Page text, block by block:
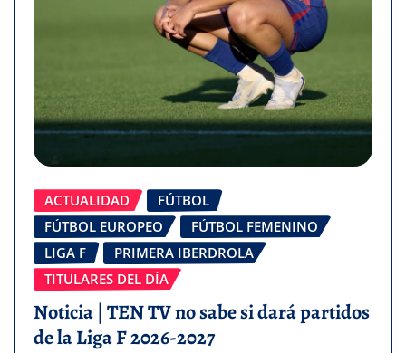
ACTUALIDAD
FÚTBOL
FÚTBOL EUROPEO
FÚTBOL FEMENINO
LIGA F
PRIMERA IBERDROLA
TITULARES DEL DÍA
Noticia | TEN TV no sabe si dará partidos
de la Liga F 2026-2027